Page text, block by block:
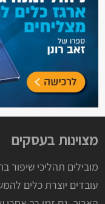
מצוינות בעסקים
מובילים תהליכי שיפור
עובדים יוצרת כלים